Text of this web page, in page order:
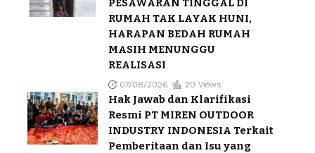
PESAWARAN TINGGAL DI
RUMAH TAK LAYAK HUNI,
HARAPAN BEDAH RUMAH
MASIH MENUNGGU
REALISASI
07/08/2026 20 Views
Hak Jawab dan Klarifikasi
Resmi PT MIREN OUTDOOR
INDUSTRY INDONESIA Terkait
Pemberitaan dan Isu yang